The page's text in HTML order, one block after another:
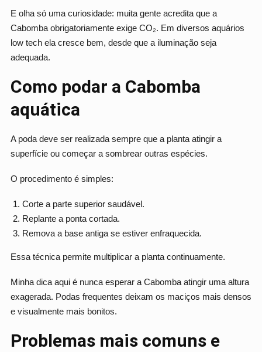
E olha só uma curiosidade: muita gente acredita que a
Cabomba obrigatoriamente exige CO₂. Em diversos aquários
low tech ela cresce bem, desde que a iluminação seja
adequada.
Como podar a Cabomba
aquática
A poda deve ser realizada sempre que a planta atingir a
superfície ou começar a sombrear outras espécies.
O procedimento é simples:
Corte a parte superior saudável.
Replante a ponta cortada.
Remova a base antiga se estiver enfraquecida.
Essa técnica permite multiplicar a planta continuamente.
Minha dica aqui é nunca esperar a Cabomba atingir uma altura
exagerada. Podas frequentes deixam os maciços mais densos
e visualmente mais bonitos.
Problemas mais comuns e